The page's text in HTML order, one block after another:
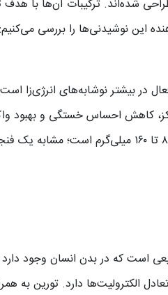
شده‌اند. ترکیبات آن‌ها با
این نوشیدنی‌ها را بررسی می‌کنیم:
در بیشتر نوشابه‌های انرژی‌زا
کاهش احساس خستگی و بهبود
است که در بدن انسان وجود
الکترولیت‌ها دارد. تورین به